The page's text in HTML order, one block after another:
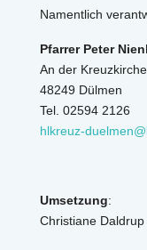
Namentlich
Pfarrer Peter
An der
48249 Dülmen
Tel. 02594 2126
hlkreuz-
Umsetzung:
Christiane Daldrup